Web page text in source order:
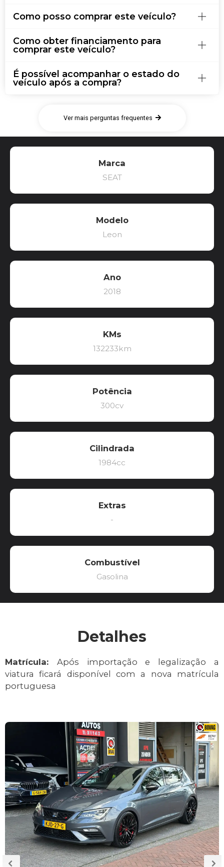
Como posso comprar este veículo?
Como obter financiamento para
comprar este veículo?
É possível acompanhar o estado do
veículo após a compra?
Ver mais perguntas frequentes
Marca
SEAT
Modelo
Leon
Ano
2018
KMs
132233km
Potência
300cv
Cilindrada
1984cc
Extras
-
Combustível
Gasolina
Detalhes
Matrícula: Após importação e legalização a
viatura ficará disponível com a nova matrícula
portuguesa